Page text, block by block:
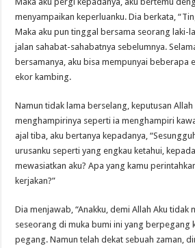
menyampaikan keperluanku. Dia berkata,
Maka aku pun tinggal bersama seorang laki-
jalan sahabat-sahabatnya sebelumnya.
bersamanya, aku bisa mempunyai beberapa
ekor kambing.
Namun tidak lama berselang, keputusan Allah
menghampirinya seperti ia menghampiri
ajal tiba, aku bertanya kepadanya,
urusanku seperti yang engkau ketahui,
mewasiatkan aku? Apa yang kamu
kerjakan?”
Dia menjawab, “Anakku, demi Allah Aku tidak
seseorang di muka bumi ini yang berpegang
pegang. Namun telah dekat sebuah zaman,